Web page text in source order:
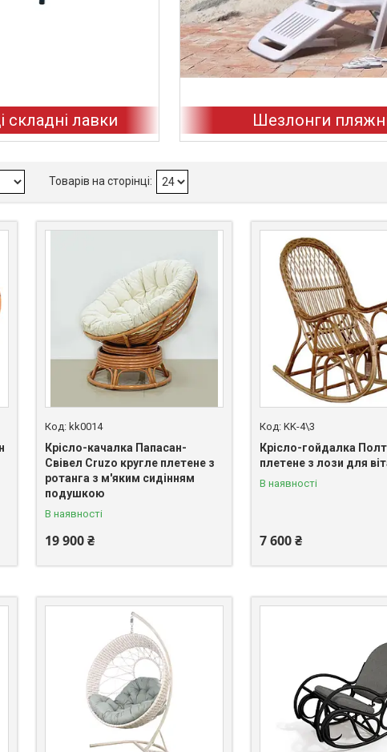
складні лавки Шезлонги
kk0014
Крісло-качалка Папасан-
Свівел Cruzo кругле плетене з
ротанга з м'яким сидінням
подушкою
В наявності
19 900 ₴
KK-4\3
Крісло-гойдалка
плетене з лози для
В наявності
7 600 ₴